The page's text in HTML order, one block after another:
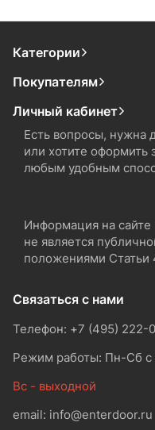
Категории
Покупателям
Личный кабинет
Есть вопросы, нужна
или хотите оформить
любым удобным
Информация на сайте
не является
положениями Статьи
Связаться с нами
Телефон: +7 (495) 222-
Режим работы: Пн-Сб с
Вс - выходной
email: info@enterdoor.ru